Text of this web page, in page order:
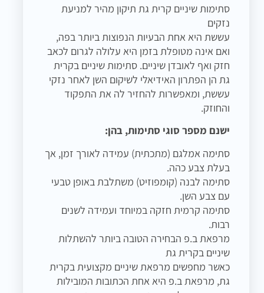
סתימות שיניים קרית גת תיקון מהיר למניעת
נזקים
עששת היא אחת הבעיות הנפוצות ביותר בפה,
ואם אינה מטופלת בזמן היא עלולה לגרום לכאב
חזק ואף לאובדן שיניים. סתימות שיניים בקרית
גת הן הפתרון האידיאלי לשיקום השן לאחר נזקי
עששת, ומאפשרות להחזיר לה את התפקוד
והחוזק.
ישנם מספר סוגי סתימות, בהן:
סתימה אמלגם (מתכתית) עמידה לאורך זמן, אך
בעלת צבע כהה.
סתימה לבנה (קומפוזיט) משתלבת באופן טבעי
עם צבע השן.
סתימה קרמית חזקה במיוחד ועמידה לשנים
רבות.
מרפאת ב.פ הבחירה הטובה ביותר להשתלות
שיניים בקרית גת
כאשר מחפשים מרפאת שיניים מקצועית בקרית
גת, מרפאת ב.פ היא אחת הכתובות המובילות